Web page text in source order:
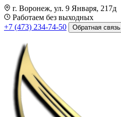
г. Воронеж, ул. 9 Января, 217д
Работаем без выходных
+7 (473) 234-74-50
Обратная связь